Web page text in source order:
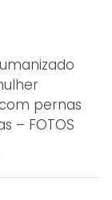
pernas
– FOTOS